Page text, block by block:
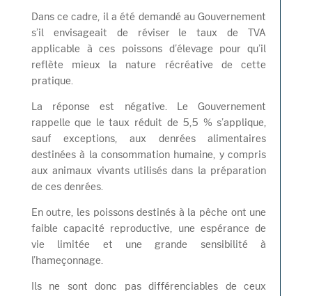
Dans ce cadre, il a été demandé au Gouvernement
s’il envisageait de réviser le taux de TVA
applicable à ces poissons d’élevage pour qu’il
reflète mieux la nature récréative de cette
pratique.
La réponse est négative. Le Gouvernement
rappelle que le taux réduit de 5,5 % s’applique,
sauf exceptions, aux denrées alimentaires
destinées à la consommation humaine, y compris
aux animaux vivants utilisés dans la préparation
de ces denrées.
En outre, les poissons destinés à la pêche ont une
faible capacité reproductive, une espérance de
vie limitée et une grande sensibilité à
l’hameçonnage.
Ils ne sont donc pas différenciables de ceux